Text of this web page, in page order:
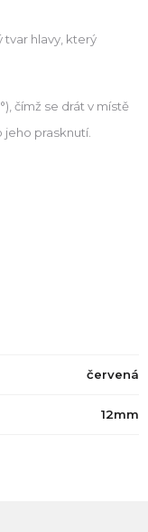
tvar hlavy, který
čímž se drát v místě
jeho prasknutí.
červená
12mm